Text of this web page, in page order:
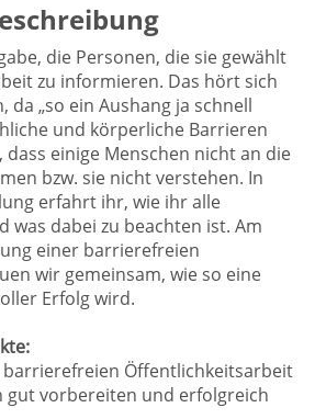
die Personen, die sie gewählt
zu informieren. Das hört sich
da „so ein Aushang ja schnell
und körperliche Barrieren
einige Menschen nicht an die
bzw. sie nicht verstehen. In
erfahrt ihr, wie ihr alle
was dabei zu beachten ist. Am
einer barrierefreien
wir gemeinsam, wie so eine
Erfolg wird.
Öffentlichkeitsarbeit
gut vorbereiten und erfolgreich